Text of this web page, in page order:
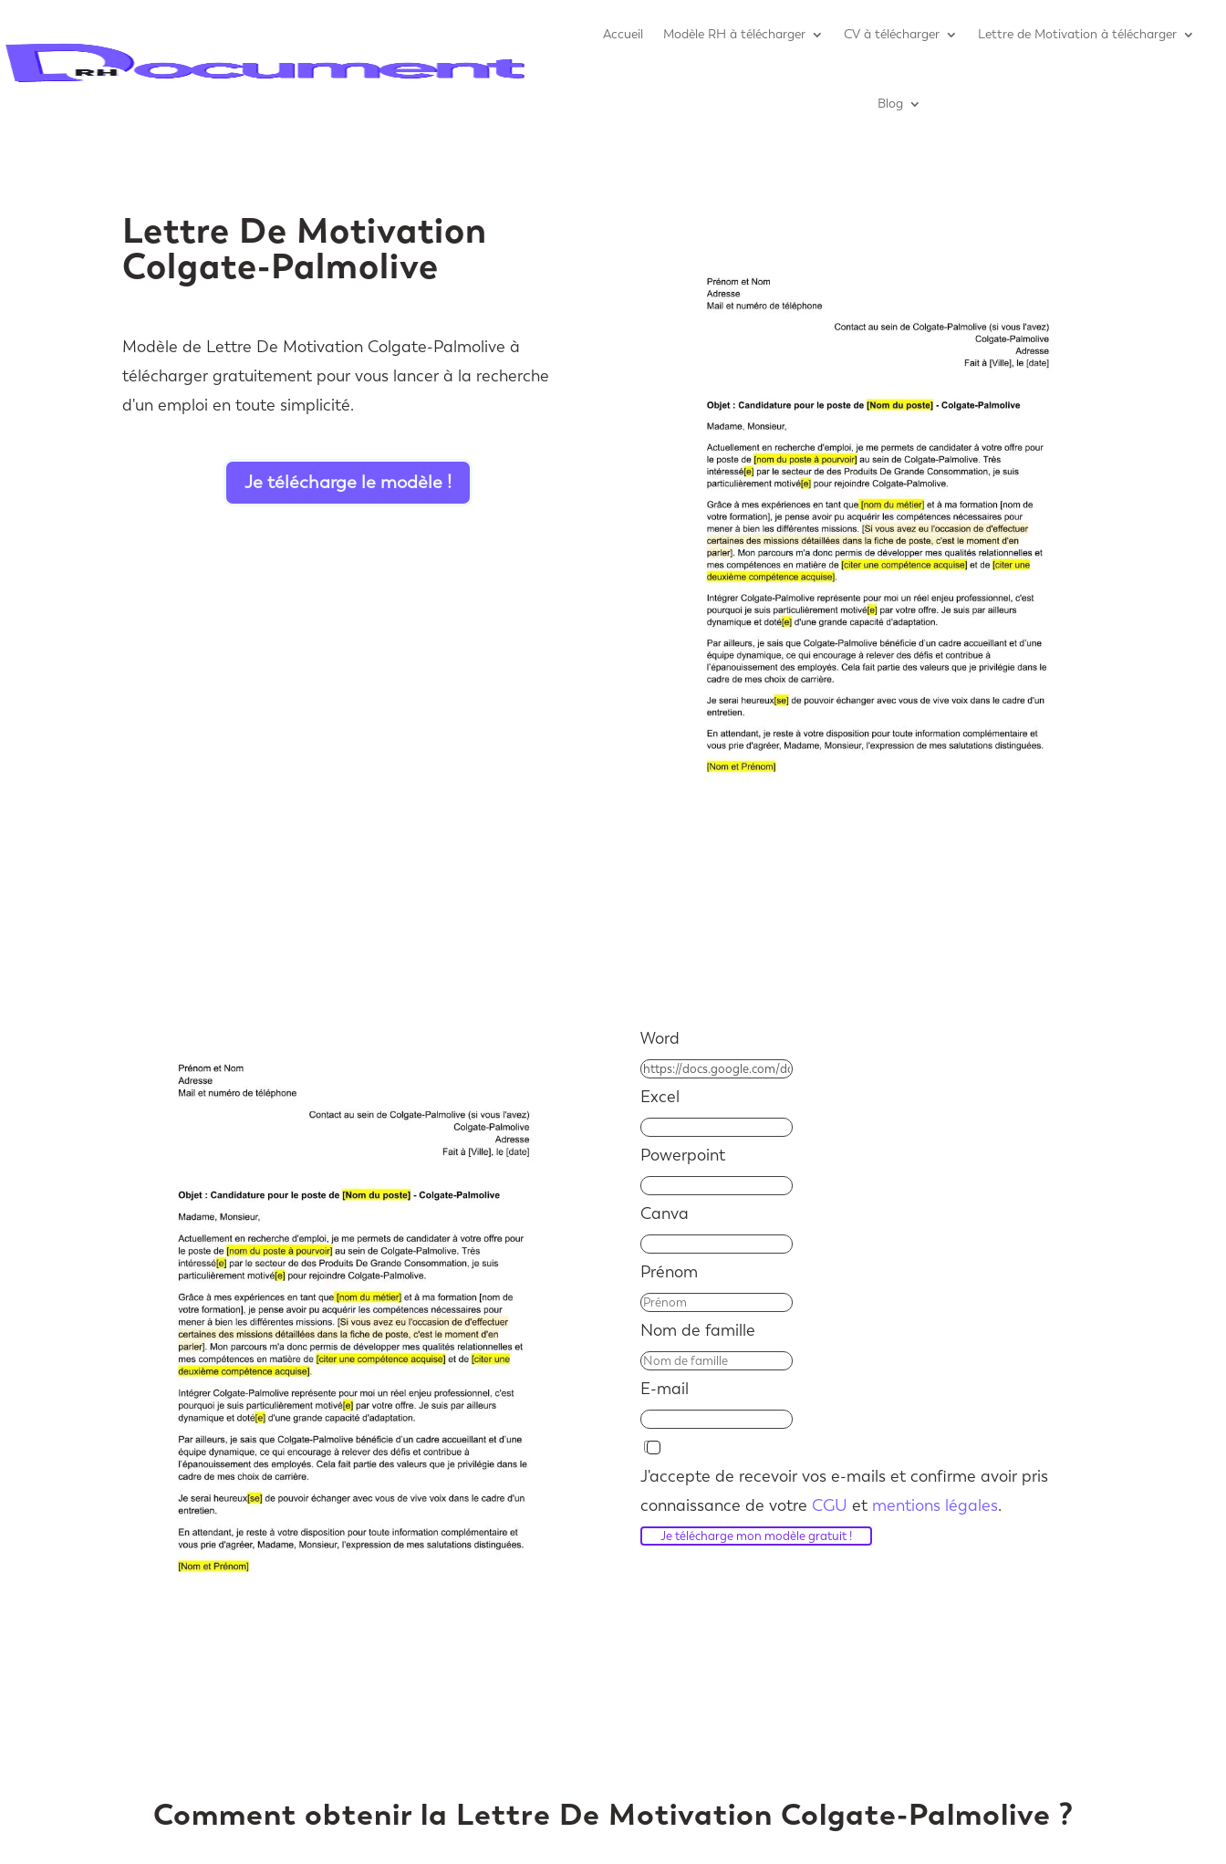
Accueil Modèle RH à télécharger CV à télécharger Lettre de Motivation à télécharger
Blog
Lettre De Motivation
Colgate-Palmolive
Modèle de Lettre De Motivation Colgate-Palmolive à
télécharger gratuitement pour vous lancer à la recherche
d'un emploi en toute simplicité.
Je télécharge le modèle !
Word
Excel
Powerpoint
Canva
Prénom
Nom de famille
E-mail
J'accepte de recevoir vos e-mails et confirme avoir pris
connaissance de votre CGU et mentions légales.
Je télécharge mon modèle gratuit !
Comment obtenir la Lettre De Motivation Colgate-Palmolive ?